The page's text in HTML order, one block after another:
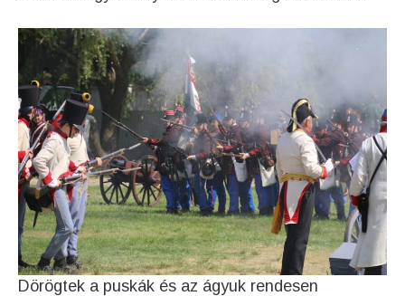
Dörögtek a puskák és az ágyuk rendesen